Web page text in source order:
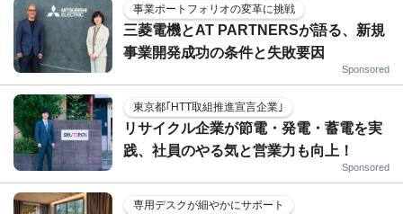
事業ポートフォリオの変革に挑戦
三菱電機とAT PARTNERSが語る、新規
事業開発成功の条件と失敗要因
Sponsored
東京都｢HTT取組推進宣言企業｣
リサイクル企業が節電・発電・蓄電を実
践、社員のやる気と営業力も向上！
Sponsored
専用デスクが細やかにサポート